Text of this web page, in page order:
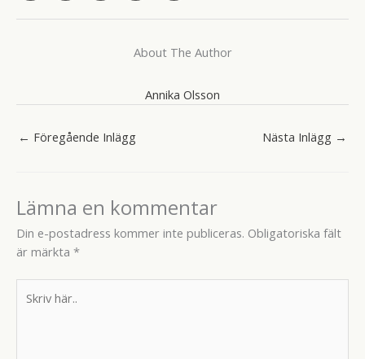
About The Author
Annika Olsson
← Föregående Inlägg Nästa Inlägg →
Lämna en kommentar
Din e-postadress kommer inte publiceras. Obligatoriska fält
är märkta *
här..